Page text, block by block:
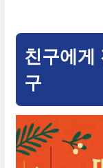
친구에게
구